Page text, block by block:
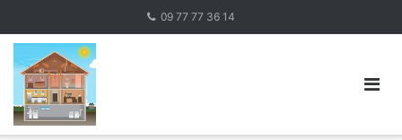
content
09 77 77 36 14